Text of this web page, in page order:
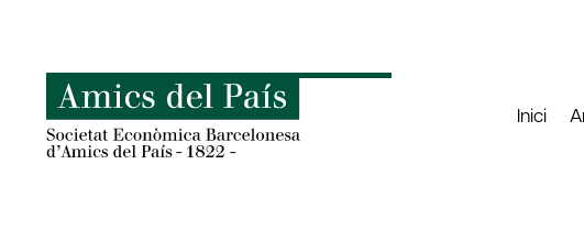
content
Inici